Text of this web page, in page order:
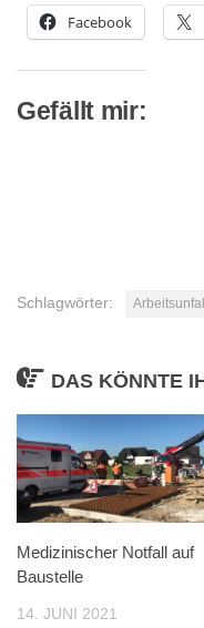
Facebook
Gefällt mir:
Schlagwörter: Arbeitsunfall
DAS KÖNNTE
Medizinischer Notfall auf
Baustelle
14. JUNI 2021